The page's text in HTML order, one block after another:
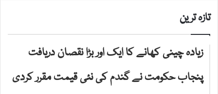
تازہ ترین
زیادہ چینی کھانے کا ایک اور بڑا نقصان دریافت
پنجاب حکومت نے گندم کی نئی قیمت مقرر کردی